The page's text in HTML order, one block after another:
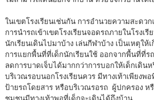
ในเขตโรงเรียนเช่นกัน การอำนวยความสะดว
การนำรถเข้าเขตโรงเรียนจอดรถภายในโรงเรี
นักเรียนเดินไปมาบ้าง เล่นกีฬาบ้าง เป็นเหตุให้
การแยกพื้นที่ที่เด็กนักเรียนใช้ ออกจากพื้นที่ที่ร
ลดการบาดเจ็บได้มากกว่าการบอกให้เด็กเดินห
บริเวณรอบนอกโรงเรียนควร มีทางเท้าเพียงพ
ป้ายรถโดยสาร หรือบริเวณรอรถ ผู้ปกครอง หรื
ชุมชนมีทางเท้าพอที่เด็กจะเดินได้ถึงบ้าน